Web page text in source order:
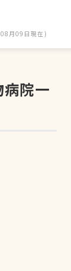
月09日現在)
院一